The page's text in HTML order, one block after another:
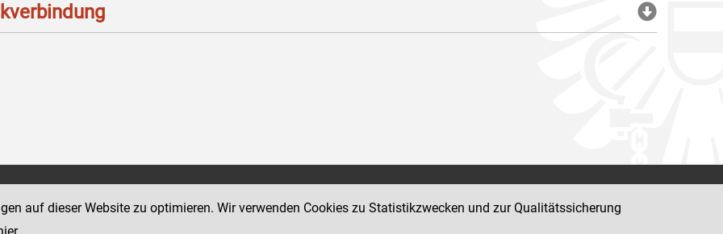
18-20
der Justiz und des BMJ
Impressum
auf dieser Website zu optimieren. Wir verwenden Cookies zu Statistikzwecken und zur Qualitätssicherung